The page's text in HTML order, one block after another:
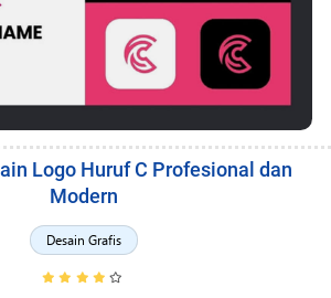
Logo Huruf C Profesional dan
Modern
Desain Grafis